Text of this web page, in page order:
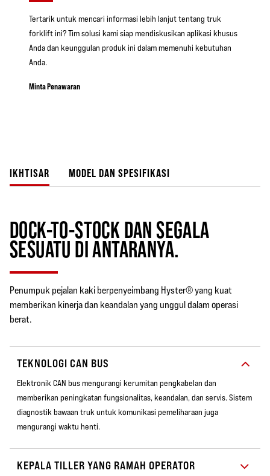
Tertarik untuk mencari informasi lebih lanjut tentang truk
forklift ini? Tim solusi kami siap mendiskusikan aplikasi khusus
Anda dan keunggulan produk ini dalam memenuhi kebutuhan
Anda.
Minta Penawaran
IKHTISAR MODEL DAN SPESIFIKASI
DOCK-TO-STOCK DAN SEGALA
SESUATU DI ANTARANYA.
Penumpuk pejalan kaki berpenyeimbang Hyster® yang kuat
memberikan kinerja dan keandalan yang unggul dalam operasi
berat.
TEKNOLOGI CAN BUS
Elektronik CAN bus mengurangi kerumitan pengkabelan dan
memberikan peningkatan fungsionalitas, keandalan, dan servis. Sistem
diagnostik bawaan truk untuk komunikasi pemeliharaan juga
mengurangi waktu henti.
KEPALA TILLER YANG RAMAH OPERATOR